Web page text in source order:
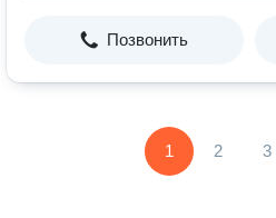
Позвонить
1 2 3